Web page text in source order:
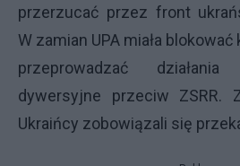
przerzucać przez front
W zamian UPA miała blokować
przeprowadzać
dywersyjne przeciw ZSRR.
Ukraińcy zobowiązali się